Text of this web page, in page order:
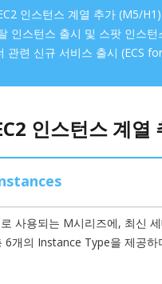
인스턴스 계열 추가 (M5/H1)
인스턴스 출시 및 스팟 인스
관련 신규 서비스 출시 (ECS
인스턴스 계
사용되는 M시리즈에, 최신
6개의 Instance Type을 제공